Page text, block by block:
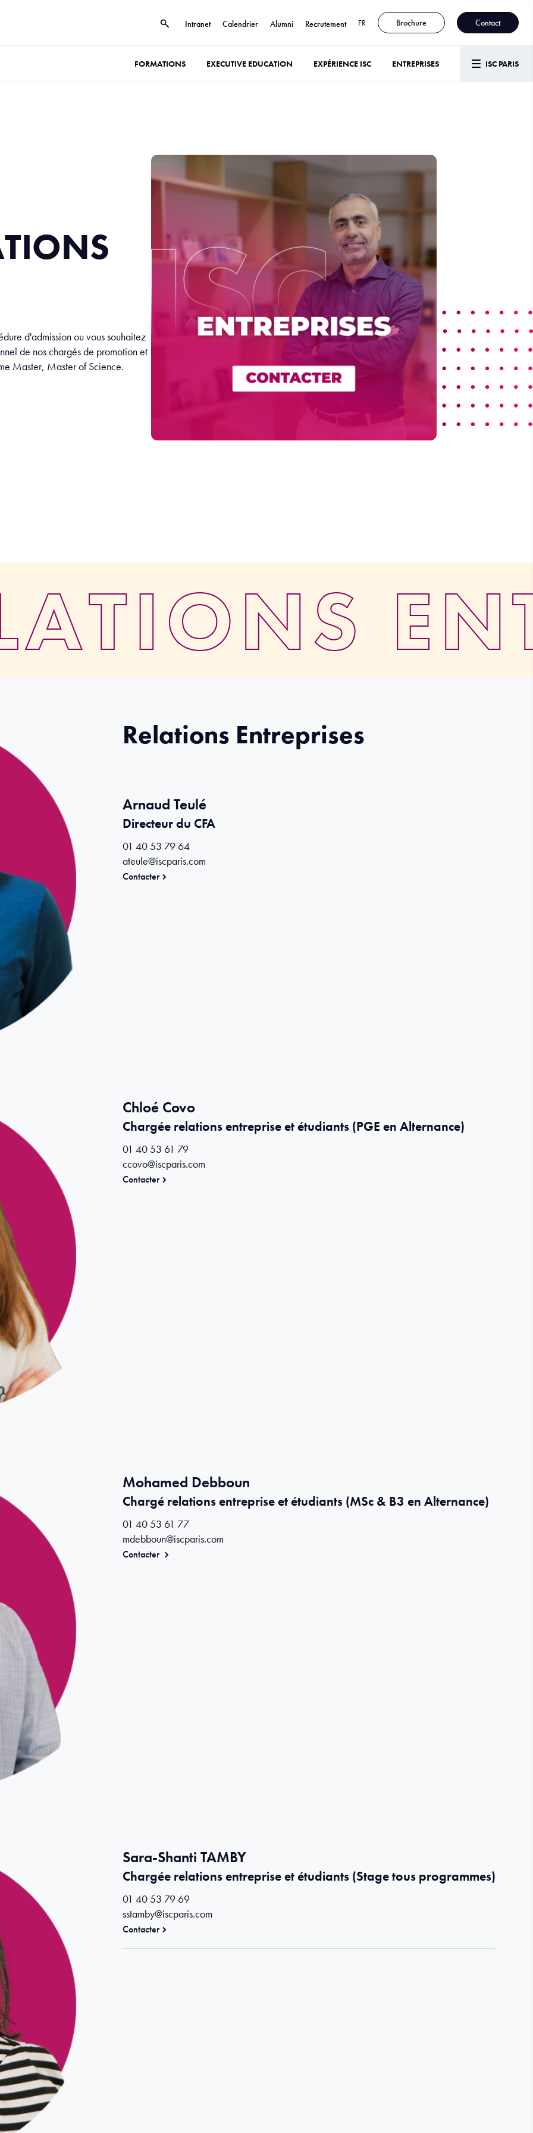
Intranet Calendrier Alumni Recrutement FR Brochure Contact
FORMATIONS EXECUTIVE EDUCATION EXPÉRIENCE ISC ENTREPRISES ISC PARIS
d'admission ou vous souhaitez
de nos chargés de promotion et
Master, Master of Science.
Relations Entreprises
Arnaud Teulé
Directeur du CFA
01 40 53 79 64
ateule@iscparis.com
Contacter
Chloé Covo
Chargée relations entreprise et étudiants (PGE en Alternance)
01 40 53 61 79
ccovo@iscparis.com
Contacter
Mohamed Debboun
Chargé relations entreprise et étudiants (MSc & B3 en Alternance)
01 40 53 61 77
mdebboun@iscparis.com
Contacter
Sara-Shanti TAMBY
Chargée relations entreprise et étudiants (Stage tous programmes)
01 40 53 79 69
sstamby@iscparis.com
Contacter